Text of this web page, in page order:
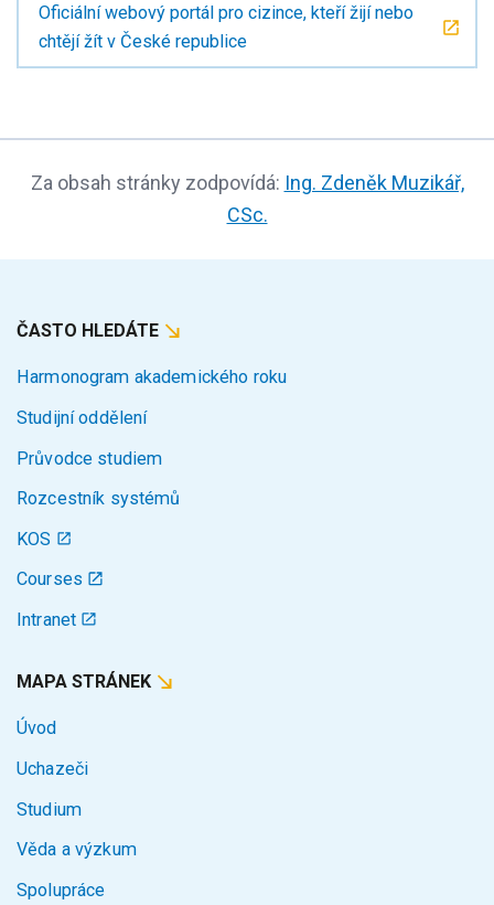
Oficiální webový portál pro cizince, kteří žijí nebo
chtějí žít v České republice
Za obsah stránky zodpovídá: Ing. Zdeněk Muzikář,
CSc.
ČASTO HLEDÁTE
Harmonogram akademického roku
Studijní oddělení
Průvodce studiem
Rozcestník systémů
KOS
Courses
Intranet
MAPA STRÁNEK
Úvod
Uchazeči
Studium
Věda a výzkum
Spolupráce